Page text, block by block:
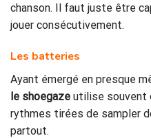
chanson. Il faut juste être
jouer consécutivement.
Les batteries
Ayant émergé en presque
le shoegaze utilise souvent
rythmes tirées de sampler
partout.